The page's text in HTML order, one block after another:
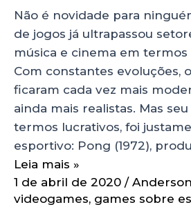
Não é novidade para
de jogos já ultrapassou
música e cinema em
Com constantes evoluções,
ficaram cada vez mais
ainda mais realistas. Mas
termos lucrativos, foi
esportivo: Pong (1972),
Leia mais »
1 de abril de 2020 /
videogames, games sobre